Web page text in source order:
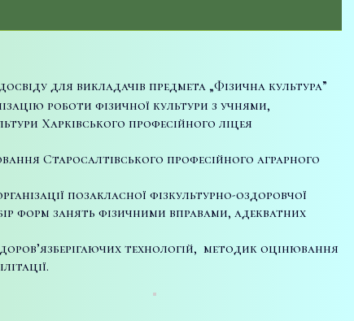
для викладачів предмета „Фізична культура”
роботи фізичної культури з учнями,
Харківського професійного ліцея
Старосалтівського професійного аграрного
позакласної фізкультурно-оздоровчої
форм занять фізичними вправами, адекватних
технологій, методик оцінювання